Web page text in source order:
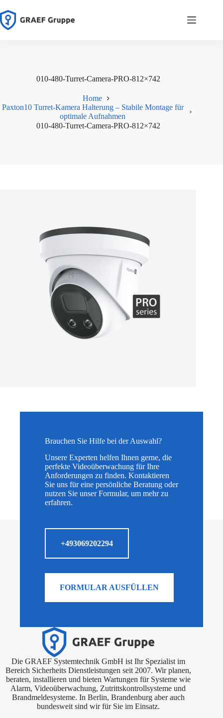
Inhalt
springen
010-480-Turret-Camera-PRO-812×742
Home
Paxton10 Turret-Kamera Halterung – Stabile Montage für
optimale Aufnahmen
010-480-Turret-Camera-PRO-812×742
Brauchen Sie Hilfe bei der Auswahl?
Unsere Experten helfen Ihnen gerne, die
perfekte Videoüberwachung für Ihre
Anforderungen zu finden. Kontaktieren
Sie uns für eine persönliche Beratung oder
nutzen Sie unser Formular, um mehr zu
erfahren.
+493069202294
FORMULAR AUSFÜLLEN
Die GRAEF Systemtechnik GmbH ist Ihr Spezialist im
Bereich Sicherheits Dienstleistungen seit 2007. Wir planen,
beraten, installieren und bieten Wartungen für Systeme wie
Alarm, Videoüberwachung, Zutrittskontrollsysteme und
Brandmeldesysteme. In Berlin, Brandenburg aber auch
bundesweit sind wir für Sie im Einsatz.